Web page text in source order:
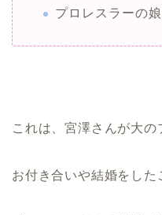
プロレスラーの娘
これは、宮澤さんが大の
お付き合いや結婚をした